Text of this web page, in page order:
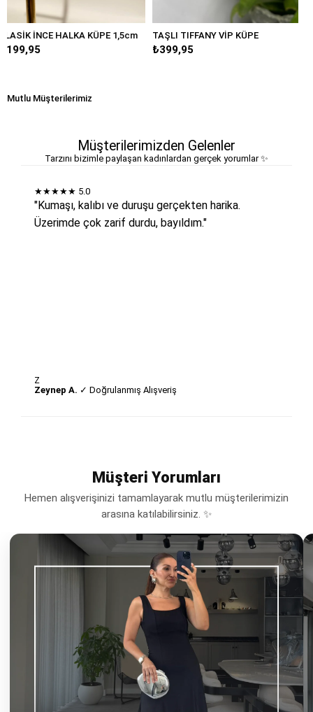
KÜPE 1,5cm TAŞLI TIFFANY VİP KÜPE BÜYÜK DAMLA
Mutlu Müşterilerimiz
Müşterilerimizden Gelenler
Tarzını bizimle paylaşan kadınlardan gerçek yorumlar ✨
★★★★★ 5.0
"Kumaşı, kalıbı ve duruşu gerçekten harika.
Üzerimde çok zarif durdu, bayıldım."
Z
Zeynep A. ✓ Doğrulanmış Alışveriş
Müşteri Yorumları
Hemen alışverişinizi tamamlayarak mutlu müşterilerimizin
arasına katılabilirsiniz. ✨